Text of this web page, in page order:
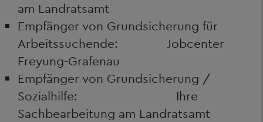
am Landratsamt
Empfänger von Grundsicherung für
Arbeitssuchende: Jobcenter
Freyung-Grafenau
Empfänger von Grundsicherung /
Sozialhilfe: Ihre
Sachbearbeitung am Landratsamt